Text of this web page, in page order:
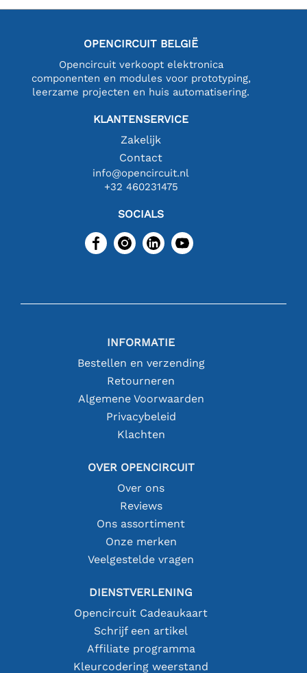
OPENCIRCUIT BELGIË
Opencircuit verkoopt elektronica
componenten en modules voor prototyping,
leerzame projecten en huis automatisering.
KLANTENSERVICE
Zakelijk
Contact
info@opencircuit.nl
+32 460231475
SOCIALS
INFORMATIE
Bestellen en verzending
Retourneren
Algemene Voorwaarden
Privacybeleid
Klachten
OVER OPENCIRCUIT
Over ons
Reviews
Ons assortiment
Onze merken
Veelgestelde vragen
DIENSTVERLENING
Opencircuit Cadeaukaart
Schrijf een artikel
Affiliate programma
Kleurcodering weerstand